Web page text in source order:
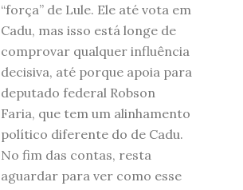
“força” de Lule. Ele até vota em
Cadu, mas isso está longe de
comprovar qualquer influência
decisiva, até porque apoia para
deputado federal Robson
Faria, que tem um alinhamento
político diferente do de Cadu.
No fim das contas, resta
aguardar para ver como esse